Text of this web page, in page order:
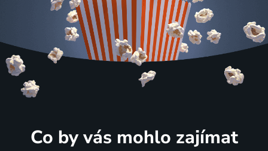
Co by vás mohlo zajímat